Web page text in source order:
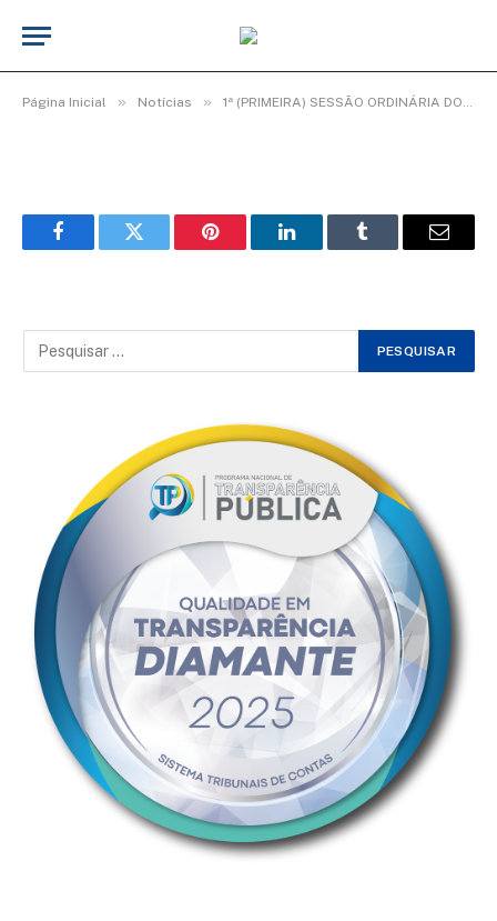
Página Inicial » Notícias » 1ª (PRIMEIRA) SESSÃO ORDINÁRIA DO 3º PERÍODO LEGISLATIVO DA 20ª LEGISLATURA.
(1)
FacebookTwitter Pinterest LinkedInTumblr Email